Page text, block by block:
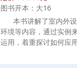
作，让学生深入了解文
实践能力和创新能力。
图书开本：大16
本书讲解了室内外
环境等内容，通过实例
运用，着重探讨如何应